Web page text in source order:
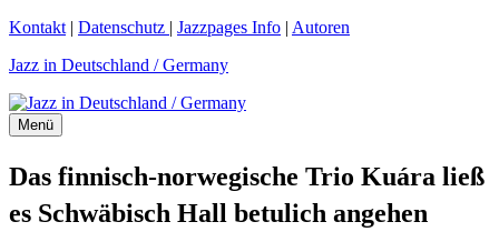
Zum
springen
Kontakt | Datenschutz | Jazzpages Info | Autoren
Jazz in Deutschland / Germany
Menü
Das finnisch-norwegische Trio Kuára ließ
es Schwäbisch Hall betulich angehen